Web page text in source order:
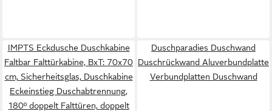
IMPTS Eckdusche Duschkabine
Faltbar Falttürkabine, BxT: 70x70
cm, Sicherheitsglas, Duschkabine
Eckeinstieg Duschabtrennung,
180º doppelt Falttüren, doppelt
Duschparadies Duschwand
Duschrückwand Aluverbundplatte
Verbundplatten Duschwand